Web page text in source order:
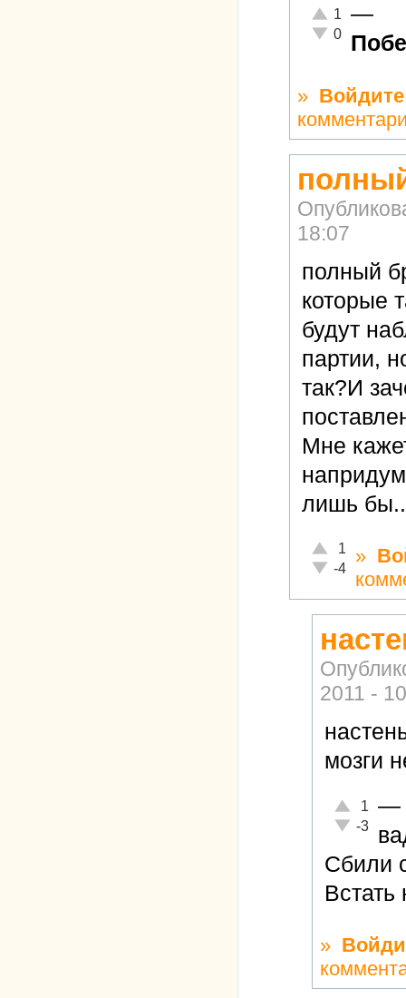
Отлично!
1
Неадекватно!
0
—
» Войдите
18:07
полный
которые
будут
партии,
так?И
Мне
лишь
Отлично!
1
Неадекватно!
-4
»
2011 -
мозги
Отлично!
1
-3
—
Сбили
»